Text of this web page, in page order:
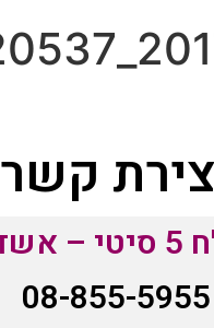
קשר
08-855-5955